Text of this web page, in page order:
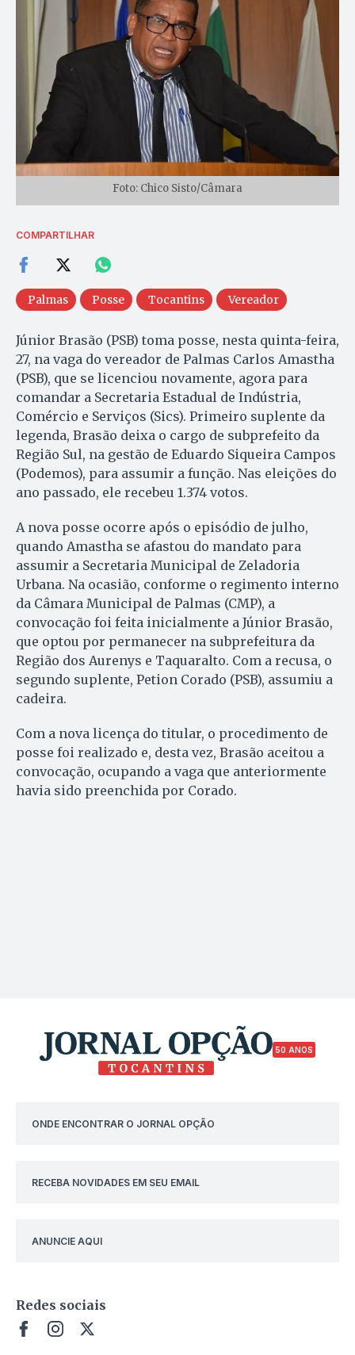
Foto: Chico Sisto/Câmara
COMPARTILHAR
Palmas Posse Tocantins Vereador
Júnior Brasão (PSB) toma posse, nesta quinta-feira,
27, na vaga do vereador de Palmas Carlos Amastha
(PSB), que se licenciou novamente, agora para
comandar a Secretaria Estadual de Indústria,
Comércio e Serviços (Sics). Primeiro suplente da
legenda, Brasão deixa o cargo de subprefeito da
Região Sul, na gestão de Eduardo Siqueira Campos
(Podemos), para assumir a função. Nas eleições do
ano passado, ele recebeu 1.374 votos.
A nova posse ocorre após o episódio de julho,
quando Amastha se afastou do mandato para
assumir a Secretaria Municipal de Zeladoria
Urbana. Na ocasião, conforme o regimento interno
da Câmara Municipal de Palmas (CMP), a
convocação foi feita inicialmente a Júnior Brasão,
que optou por permanecer na subprefeitura da
Região dos Aurenys e Taquaralto. Com a recusa, o
segundo suplente, Petion Corado (PSB), assumiu a
cadeira.
Com a nova licença do titular, o procedimento de
posse foi realizado e, desta vez, Brasão aceitou a
convocação, ocupando a vaga que anteriormente
havia sido preenchida por Corado.
50 ANOS
ONDE ENCONTRAR O JORNAL OPÇÃO
RECEBA NOVIDADES EM SEU EMAIL
ANUNCIE AQUI
Redes sociais